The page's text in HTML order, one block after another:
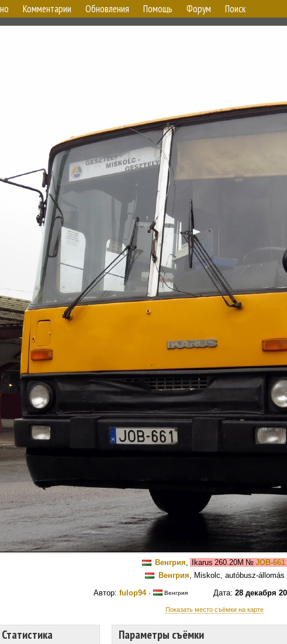
Комментарии Обновления Помощь Форум Поиск
Венгрия, Ikarus 260.20M № JOB-661
Венгрия, Miskolc, autóbusz-állomás
Автор: fulop94· Венгрия Дата: 28 декабря
Показать место съёмки на карте
Статистика Параметры съёмки